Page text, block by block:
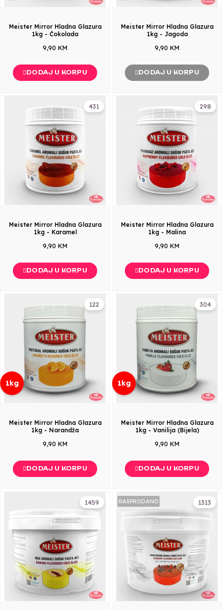
Meister Mirror Hladna Glazura
1kg - Čokolada
9,90 KM
DODAJ U KORPU
Meister Mirror Hladna Glazura
1kg - Jagoda
9,90 KM
DODAJ U KORPU
431
Meister Mirror Hladna Glazura
1kg - Karamel
9,90 KM
DODAJ U KORPU
298
Meister Mirror Hladna Glazura
1kg - Malina
9,90 KM
DODAJ U KORPU
122
1kg
Meister Mirror Hladna Glazura
1kg - Narandža
9,90 KM
DODAJ U KORPU
304
1kg
Meister Mirror Hladna Glazura
1kg - Vanilija (Bijela)
9,90 KM
DODAJ U KORPU
1459 1313
RASPRODANO